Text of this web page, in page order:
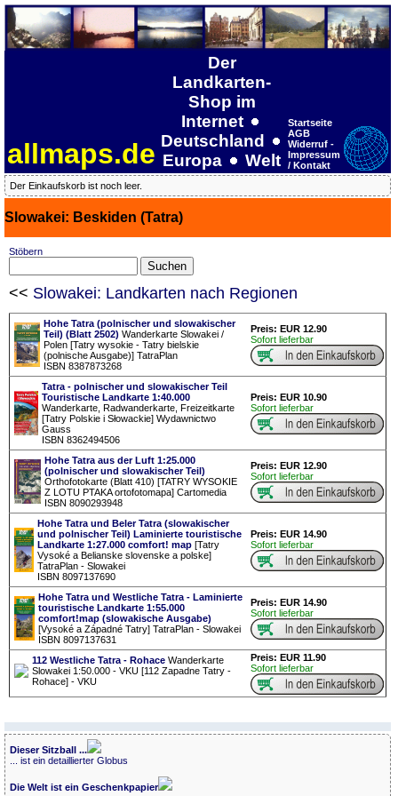
allmaps.de
Der
Landkarten-
Shop im
Internet
Deutschland
Europa
Welt
Startseite
AGB
Widerruf -
Impressum
/ Kontakt
Der Einkaufskorb ist noch leer.
Slowakei: Beskiden (Tatra)
Stöbern
<< Slowakei: Landkarten nach Regionen
Hohe Tatra (polnischer und slowakischer
Teil) (Blatt 2502) Wanderkarte Slowakei /
Polen [Tatry wysokie - Tatry bielskie
(polnische Ausgabe)] TatraPlan
ISBN 8387873268
Preis: EUR 12.90
Sofort lieferbar
Tatra - polnischer und slowakischer Teil
Touristische Landkarte 1:40.000
Wanderkarte, Radwanderkarte, Freizeitkarte
[Tatry Polskie i Słowackie] Wydawnictwo
Gauss
ISBN 8362494506
Preis: EUR 10.90
Sofort lieferbar
Hohe Tatra aus der Luft 1:25.000
(polnischer und slowakischer Teil)
Orthofotokarte (Blatt 410) [TATRY WYSOKIE
Z LOTU PTAKA ortofotomapa] Cartomedia
ISBN 8090293948
Preis: EUR 12.90
Sofort lieferbar
Hohe Tatra und Beler Tatra (slowakischer
und polnischer Teil) Laminierte touristische
Landkarte 1:27.000 comfort! map [Tatry
Vysoké a Belianske slovenske a polske]
TatraPlan - Slowakei
ISBN 8097137690
Preis: EUR 14.90
Sofort lieferbar
Hohe Tatra und Westliche Tatra - Laminierte
touristische Landkarte 1:55.000
comfort!map (slowakische Ausgabe)
[Vysoké a Západné Tatry] TatraPlan - Slowakei
ISBN 8097137631
Preis: EUR 14.90
Sofort lieferbar
112 Westliche Tatra - Rohace Wanderkarte
Slowakei 1:50.000 - VKU [112 Zapadne Tatry -
Rohace] - VKU
Preis: EUR 11.90
Sofort lieferbar
Dieser Sitzball ...
... ist ein detaillierter Globus
Die Welt ist ein Geschenkpapier